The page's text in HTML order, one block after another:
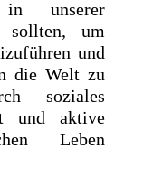
unserer
sollten, um
und
die Welt zu
soziales
und aktive
Leben